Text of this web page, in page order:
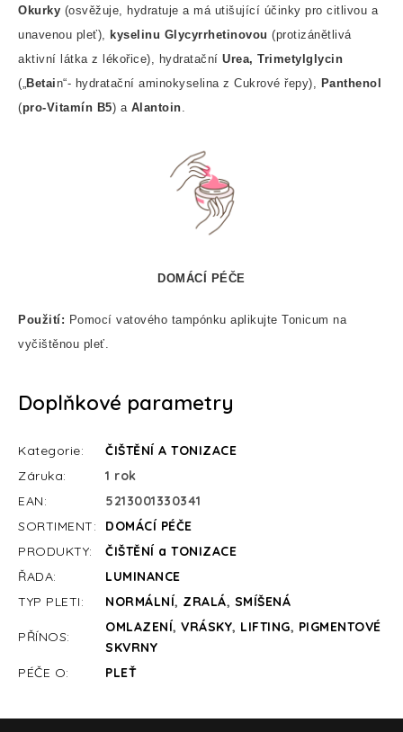
Okurky (osvěžuje, hydratuje a má utišující účinky pro citlivou a
unavenou pleť),
kyselinu Glycyrrhetinovou (protizánětlivá
aktivní látka z lékořice), hydratační Urea, Trimetylglycin
(„ Betain“- hydratační aminokyselina z Cukrové řepy),
Panthenol
(pro-Vitamín B5) a Alantoin
DOMÁCÍ PÉČE
Použití: Pomocí vatového tampónku aplikujte Tonicum na
vyčištěnou pleť.
Doplňkové parametry
Kategorie:
ČIŠTĚNÍ A TONIZACE
Záruka:
1 rok
EAN:
5213001330341
SORTIMENT:
DOMÁCÍ PÉČE
PRODUKTY:
ČIŠTĚNÍ a TONIZACE
ŘADA:
LUMINANCE
TYP PLETI: NORMÁLNÍ, ZRALÁ, SMÍŠENÁ
PŘÍNOS:
OMLAZENÍ, VRÁSKY, LIFTING, PIGMENTOVÉ
SKVRNY
PÉČE O: PLEŤ